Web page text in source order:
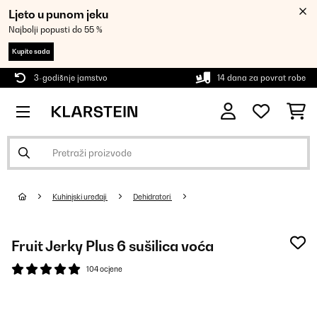
Ljeto u punom jeku
Najbolji popusti do 55 %
Kupite sada
3-godišnje jamstvo 14 dana za povrat robe
Kuhinjski uređaji Dehidratori
Fruit Jerky Plus 6 sušilica voća
104 ocjene